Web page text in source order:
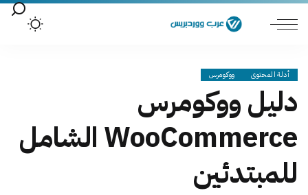
أدلة المحتوى ووكومرس
دليل ووكومرس
WooCommerce الشامل
للمبتدئين